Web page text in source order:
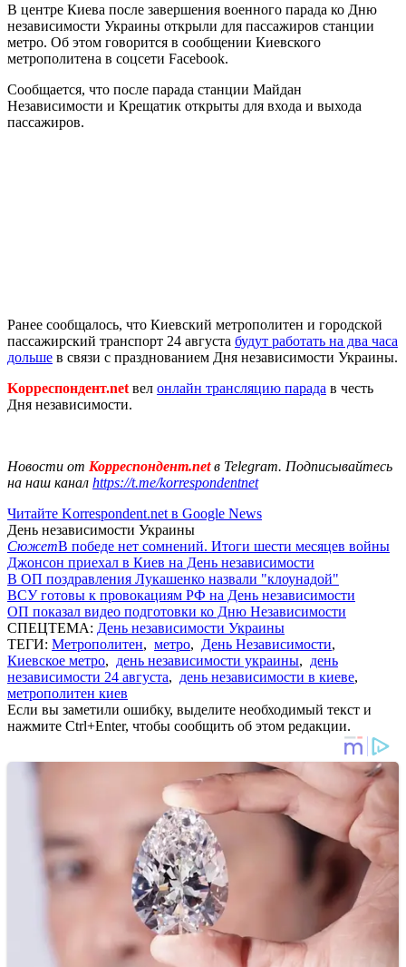
В центре Киева после завершения военного парада ко Дню
независимости Украины открыли для пассажиров станции
метро. Об этом говорится в сообщении Киевского
метрополитена в соцсети Facebook.
Сообщается, что после парада станции Майдан
Независимости и Крещатик открыты для входа и выхода
пассажиров.
Ранее сообщалось, что Киевский метрополитен и городской
пассажирский транспорт 24 августа будут работать на два часа
дольше в связи с празднованием Дня независимости Украины.
Kорреспондент.net вел онлайн трансляцию парада в честь
Дня независимости.
Новости от Корреспондент.netв Telegram. Подписывайтесь
на наш канал https://t.me/korrespondentnet
Читайте Korrespondent.net в Google News
День независимости Украины
СюжетВ победе нет сомнений. Итоги шести месяцев войны
Джонсон приехал в Киев на День независимости
В ОП поздравления Лукашенко назвали "клоунадой"
ВСУ готовы к провокациям РФ на День независимости
ОП показал видео подготовки ко Дню Независимости
СПЕЦТЕМА: День независимости Украины
ТЕГИ: Метрополитен, метро, День Независимости,
Киевское метро, день независимости украины, день
независимости 24 августа, день независимости в киеве,
метрополитен киев
Если вы заметили ошибку, выделите необходимый текст и
нажмите Ctrl+Enter, чтобы сообщить об этом редакции.